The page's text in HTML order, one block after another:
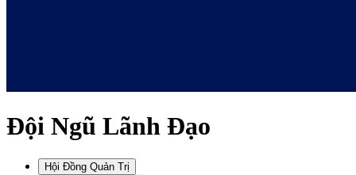
Đội Ngũ Lãnh Đạo
Hội Đồng Quản Trị